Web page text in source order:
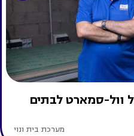
וול-סמארט לבתים
מערכת בית ונוי